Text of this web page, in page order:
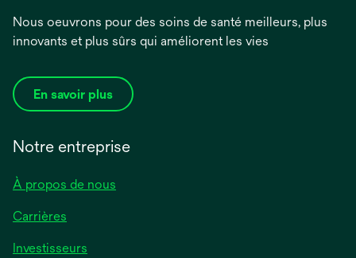
Nous oeuvrons pour des soins de santé meilleurs, plus
innovants et plus sûrs qui améliorent les vies
En savoir plus
Notre entreprise
À propos de nous
Carrières
Investisseurs